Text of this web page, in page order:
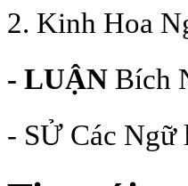
2. Kinh Hoa
- LUẬN Bích
- SỬ Các